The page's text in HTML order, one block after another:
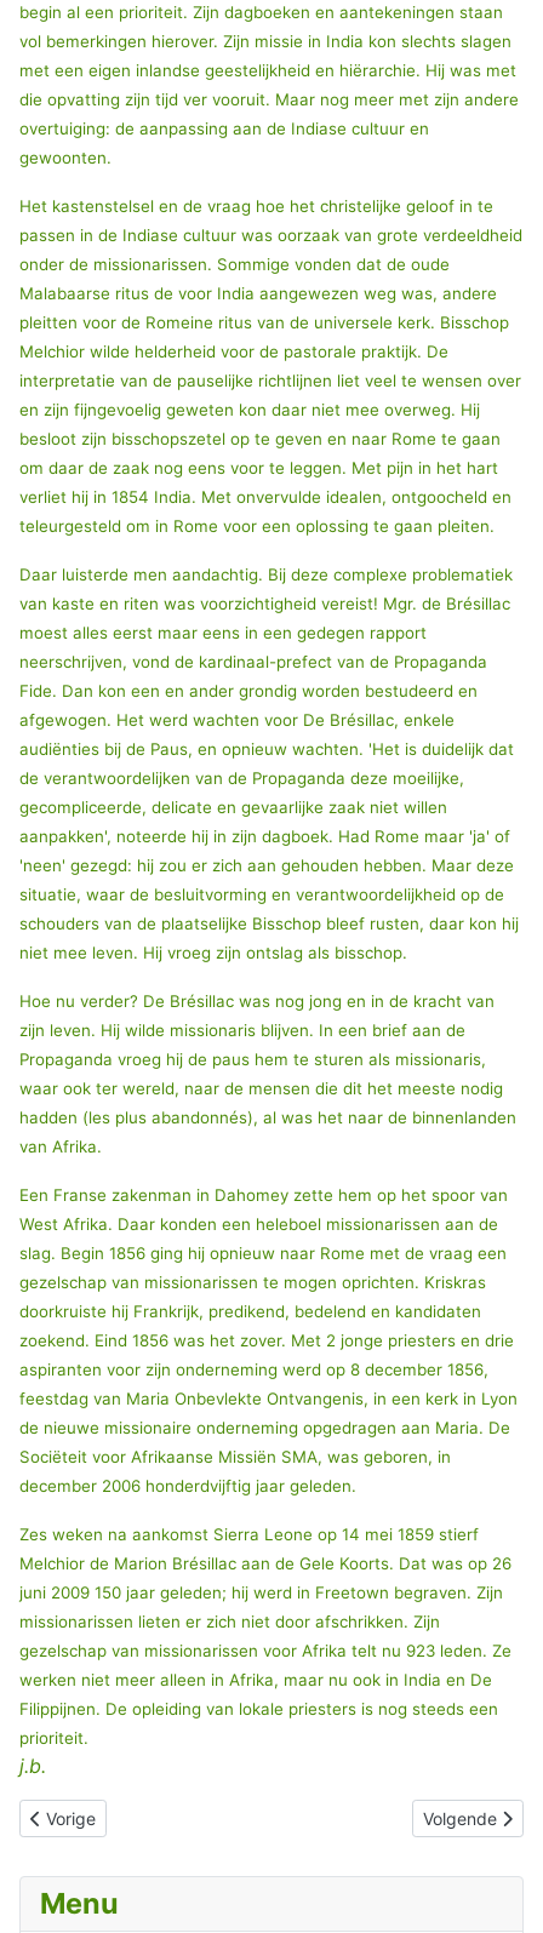
Menu
begin al een prioriteit. Zijn dagboeken en aantekeningen staan
vol bemerkingen hierover. Zijn missie in India kon slechts slagen
met een eigen inlandse geestelijkheid en hiërarchie. Hij was met
die opvatting zijn tijd ver vooruit. Maar nog meer met zijn andere
overtuiging: de aanpassing aan de Indiase cultuur en
gewoonten.
Het kastenstelsel en de vraag hoe het christelijke geloof in te
passen in de Indiase cultuur was oorzaak van grote verdeeldheid
onder de missionarissen. Sommige vonden dat de oude
Malabaarse ritus de voor India aangewezen weg was, andere
pleitten voor de Romeine ritus van de universele kerk. Bisschop
Melchior wilde helderheid voor de pastorale praktijk. De
interpretatie van de pauselijke richtlijnen liet veel te wensen over
en zijn fijngevoelig geweten kon daar niet mee overweg. Hij
besloot zijn bisschopszetel op te geven en naar Rome te gaan
om daar de zaak nog eens voor te leggen. Met pijn in het hart
verliet hij in 1854 India. Met onvervulde idealen, ontgoocheld en
teleurgesteld om in Rome voor een oplossing te gaan pleiten.
Daar luisterde men aandachtig. Bij deze complexe problematiek
van kaste en riten was voorzichtigheid vereist! Mgr. de Brésillac
moest alles eerst maar eens in een gedegen rapport
neerschrijven, vond de kardinaal-prefect van de Propaganda
Fide. Dan kon een en ander grondig worden bestudeerd en
afgewogen. Het werd wachten voor De Brésillac, enkele
audiënties bij de Paus, en opnieuw wachten. 'Het is duidelijk dat
de verantwoordelijken van de Propaganda deze moeilijke,
gecompliceerde, delicate en gevaarlijke zaak niet willen
aanpakken', noteerde hij in zijn dagboek. Had Rome maar 'ja' of
'neen' gezegd: hij zou er zich aan gehouden hebben. Maar deze
situatie, waar de besluitvorming en verantwoordelijkheid op de
schouders van de plaatselijke Bisschop bleef rusten, daar kon hij
niet mee leven. Hij vroeg zijn ontslag als bisschop.
Hoe nu verder? De Brésillac was nog jong en in de kracht van
zijn leven. Hij wilde missionaris blijven. In een brief aan de
Propaganda vroeg hij de paus hem te sturen als missionaris,
waar ook ter wereld, naar de mensen die dit het meeste nodig
hadden (les plus abandonnés), al was het naar de binnenlanden
van Afrika.
Een Franse zakenman in Dahomey zette hem op het spoor van
West Afrika. Daar konden een heleboel missionarissen aan de
slag. Begin 1856 ging hij opnieuw naar Rome met de vraag een
gezelschap van missionarissen te mogen oprichten. Kriskras
doorkruiste hij Frankrijk, predikend, bedelend en kandidaten
zoekend. Eind 1856 was het zover. Met 2 jonge priesters en drie
aspiranten voor zijn onderneming werd op 8 december 1856,
feestdag van Maria Onbevlekte Ontvangenis, in een kerk in Lyon
de nieuwe missionaire onderneming opgedragen aan Maria. De
Sociëteit voor Afrikaanse Missiën SMA, was geboren, in
december 2006 honderdvijftig jaar geleden.
Zes weken na aankomst Sierra Leone op 14 mei 1859 stierf
Melchior de Marion Brésillac aan de Gele Koorts. Dat was op 26
juni 2009 150 jaar geleden; hij werd in Freetown begraven. Zijn
missionarissen lieten er zich niet door afschrikken. Zijn
gezelschap van missionarissen voor Afrika telt nu 923 leden. Ze
werken niet meer alleen in Afrika, maar nu ook in India en De
Filippijnen. De opleiding van lokale priesters is nog steeds een
prioriteit.
j.b.
Vorig artikel: THEOFIEL VERBIST, stichter van de Missionarissen
Vorige Volgende
Volgende